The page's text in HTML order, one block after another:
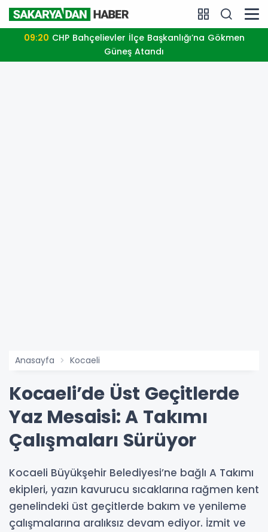
09:20
Güneş Atandı
Anasayfa Kocaeli
Kocaeli’de Üst Geçitlerde
Yaz Mesaisi: A Takımı
Çalışmaları Sürüyor
Kocaeli Büyükşehir Belediyesi’ne bağlı A Takımı
ekipleri, yazın kavurucu sıcaklarına rağmen kent
genelindeki üst geçitlerde bakım ve yenileme
çalışmalarına aralıksız devam ediyor. İzmit ve